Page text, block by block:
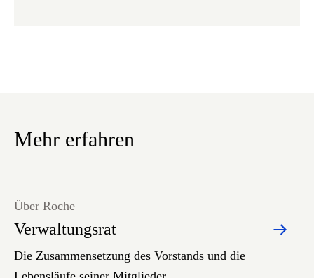
Mehr erfahren
Verwaltungsrat
Über Roche
Die Zusammensetzung des Vorstands und die